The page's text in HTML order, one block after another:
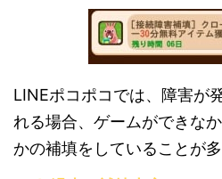
LINEポコポコでは、障害が
れる場合、ゲームができな
かの補填をしていることが多